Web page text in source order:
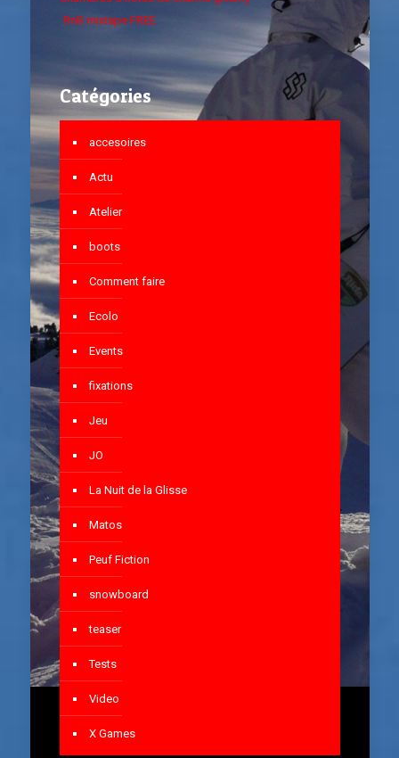
RnB mixtape FREE
Catégories
accesoires
Actu
Atelier
boots
Comment faire
Ecolo
Events
fixations
Jeu
JO
La Nuit de la Glisse
Matos
Peuf Fiction
snowboard
teaser
Tests
Video
X Games